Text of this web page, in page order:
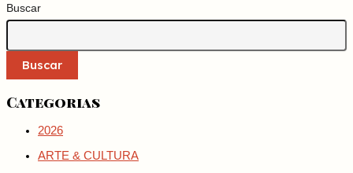
Buscar
Buscar
Categorias
2026
ARTE & CULTURA